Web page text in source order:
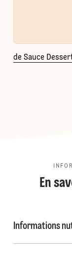
de Sauce
En
Informations